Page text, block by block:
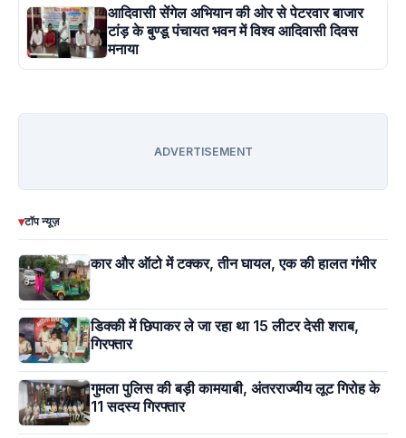
आदिवासी सेंगेल अभियान की ओर से पेटरवार बाजार
टांड़ के बुण्डू पंचायत भवन में विश्व आदिवासी दिवस
मनाया
ADVERTISEMENT
▾टॉप न्यूज़
कार और ऑटो में टक्कर, तीन घायल, एक की हालत गंभीर
डिक्की में छिपाकर ले जा रहा था 15 लीटर देसी शराब,
गिरफ्तार
गुमला पुलिस की बड़ी कामयाबी, अंतरराज्यीय लूट गिरोह के
11 सदस्य गिरफ्तार